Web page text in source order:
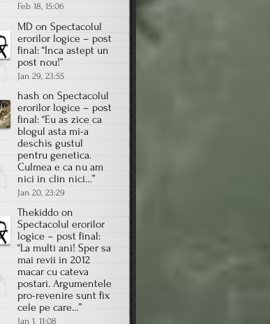
Feb 18, 15:06
MD on Spectacolul
erorilor logice – post
final: “Inca astept un
post nou!”
Jan 29, 23:55
hash on Spectacolul
erorilor logice – post
final: “Eu as zice ca
blogul asta mi-a
deschis gustul
pentru genetica.
Culmea e ca nu am
nici in clin nici…”
Jan 20, 23:29
Thekiddo on
Spectacolul erorilor
logice – post final:
“La multi ani! Sper sa
mai revii in 2012
macar cu cateva
postari. Argumentele
pro-revenire sunt fix
cele pe care…”
Jan 1, 11:08